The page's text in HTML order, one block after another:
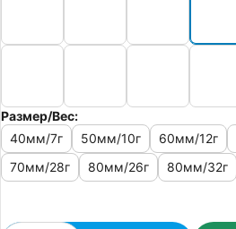
Размер/Вес:
40мм/7г
50мм/10г 60мм/12г
70мм/28г
80мм/26г 80мм/32г